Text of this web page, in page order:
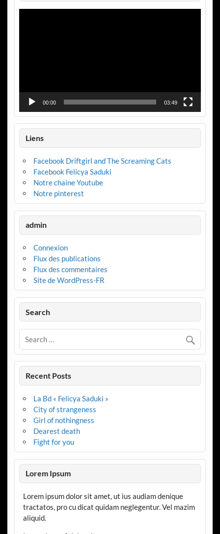
00:00 03:49
Liens
Facebook Driftgirl and The Screaming Cats
Facebook Felicya Saduki
Notre chaine Youtube
Notre pinterest
admin
Connexion
Flux des publications
Flux des commentaires
Site de WordPress-FR
Search
Recent Posts
La Bd « Felicya Saduki »
City of strangeness
Girl of nothingness
Dearest death
Fight for you
Lorem Ipsum
Lorem ipsum dolor sit amet, ut ius audiam denique
tractatos, pro cu dicat quidam neglegentur. Vel mazim
aliquid.